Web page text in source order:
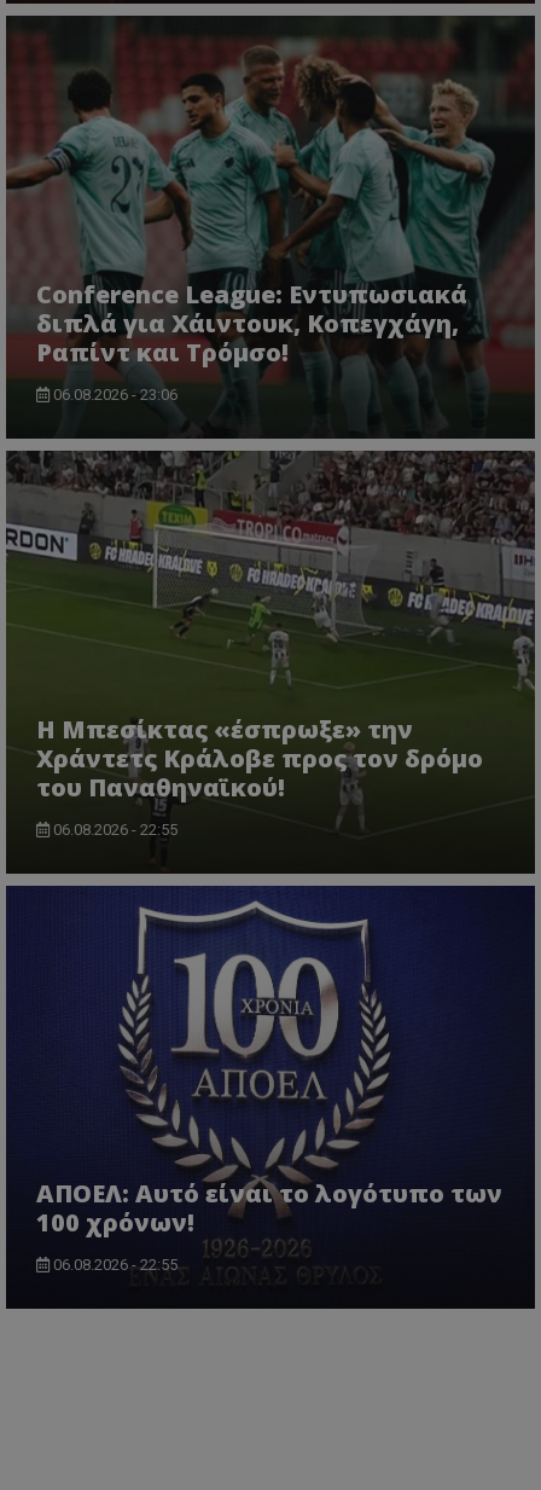
Conference League: Εντυπωσιακά
διπλά για Χάιντουκ, Κοπεγχάγη,
Ραπίντ και Τρόμσο!
06.08.2026 - 23:06
Η Μπεσίκτας «έσπρωξε» την
Χράντετς Κράλοβε προς τον δρόμο
του Παναθηναϊκού!
06.08.2026 - 22:55
ΑΠΟΕΛ: Αυτό είναι το λογότυπο των
100 χρόνων!
06.08.2026 - 22:55